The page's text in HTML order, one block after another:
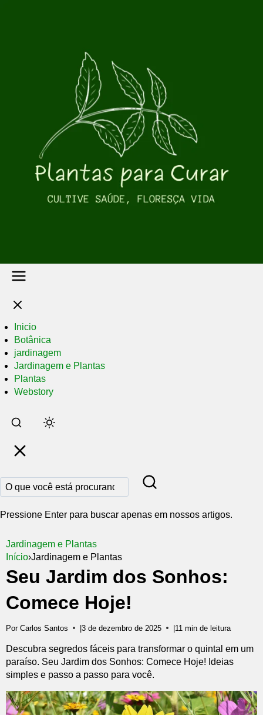
Inicio
Botânica
jardinagem
Jardinagem e Plantas
Plantas
Webstory
Pular
para
conteúdo
principal
Pressione Enter para buscar apenas em nossos artigos.
Jardinagem e Plantas
Início›Jardinagem e Plantas
Seu Jardim dos Sonhos:
Comece Hoje!
Por Carlos Santos |3 de dezembro de 2025 |11 min de leitura
Descubra segredos fáceis para transformar o quintal em um
paraíso. Seu Jardim dos Sonhos: Comece Hoje! Ideias
simples e passo a passo para você.